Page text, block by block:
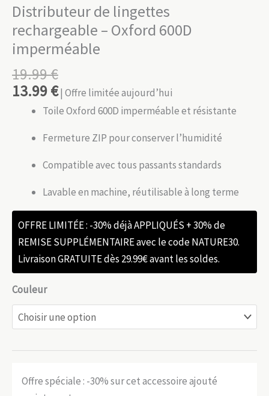
Distributeur de lingettes
rechargeable – Oxford 600D
imperméable
19.99€
13.99€| Offre limitée aujourd’hui
Toile Oxford 600D imperméable et résistante
Fermeture ZIP pour conserver l’humidité
Compatible avec tous passants standards
Lavable en machine, réutilisable à long terme
OFFRE LIMITÉE : -30% déjà APPLIQUÉS + 30% de
REMISE SUPPLÉMENTAIRE avec le code NATURE30.
Livraison GRATUITE dès 29.99€ avant les soldes.
Couleur
Offre spéciale : -30% sur cet accessoire ajouté